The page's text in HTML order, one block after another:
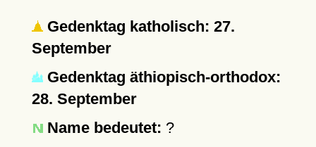
Gedenktag katholisch: 27.
September
Gedenktag äthiopisch-orthodox:
28. September
Name bedeutet: ?